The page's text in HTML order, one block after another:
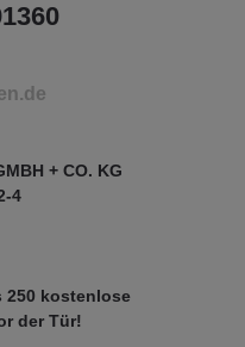
+ CO. KG
4
250 kostenlose
der Tür!